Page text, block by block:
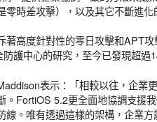
時差攻擊），以及其它不斷進化
著高度針對性的零日攻擊和APT
護中心的研究，至今已發現超過
表示：「相較以往，企業
。FortiOS 5.2更全面地協調支援
線。唯有透過這樣的架構，企業